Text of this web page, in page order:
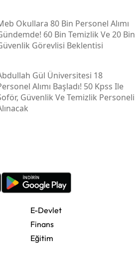
Okullara 80 Bin Personel Alımı
60 Bin Temizlik Ve 20 Bin
Görevlisi Beklentisi
Gül Üniversitesi 18
Alımı Başladı! 50 Kpss Ile
Güvenlik Ve Temizlik Personeli
E-Devlet
Finans
Eğitim